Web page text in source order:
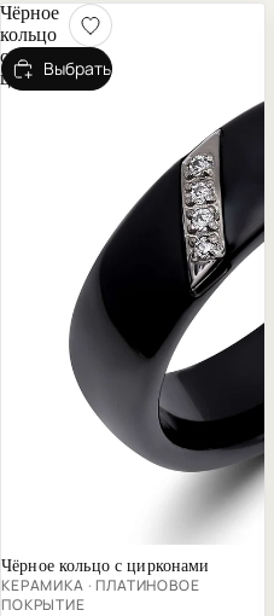
Чёрное
кольцо
с
цирконами
Выбрать
Чёрное кольцо с цирконами
КЕРАМИКА · ПЛАТИНОВОЕ
ПОКРЫТИЕ